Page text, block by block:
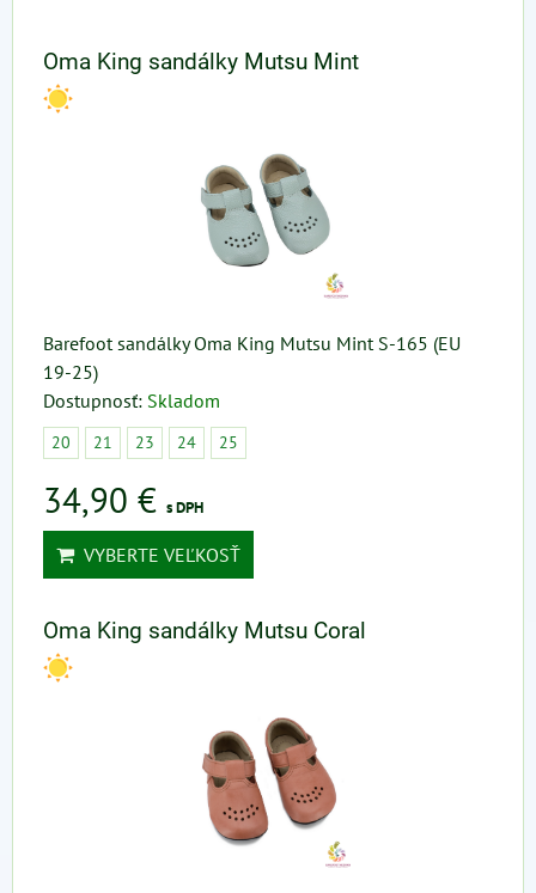
Oma King sandálky Mutsu Mint
Barefoot sandálky Oma King Mutsu Mint S-165 (EU
19-25)
Dostupnosť: Skladom
20 21 23 24 25
34,90 € s DPH
VYBERTE VEĽKOSŤ
Oma King sandálky Mutsu Coral